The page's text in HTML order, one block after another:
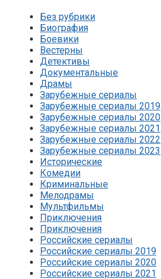
Без рубрики
Биография
Боевики
Вестерны
Детективы
Документальные
Драмы
Зарубежные сериалы
Зарубежные сериалы 2019
Зарубежные сериалы 2020
Зарубежные сериалы 2021
Зарубежные сериалы 2022
Зарубежные сериалы 2023
Исторические
Комедии
Криминальные
Мелодрамы
Мультфильмы
Приключения
Приключения
Российские сериалы
Российские сериалы 2019
Российские сериалы 2020
Российские сериалы 2021